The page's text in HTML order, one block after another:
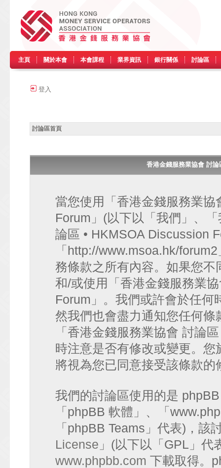
主頁 關於本會 本會課程 業界資訊 銀行關係 討論區
登入
討論區首頁
香港金錢服務業協會 討
當您使用「香港金錢服務業
Forum」(以下以「我們」、
論區 • HKMSOA Discussion
「http://www.msoa.hk/
務條款之所有內容。如果您
和/或使用「香港金錢服務業
Forum」。我們或許會於任何
然我們也會盡力通知您任何
「香港金錢服務業協會 討論
時注意是否有修改或變更。
將視為您已同意接受該條款的
我們的討論區使用的是
「phpBB 軟體」、「
「phpBB Teams」代表)，該
License 」(以下以「GPL」代
www.phpbb.com 下載取得。